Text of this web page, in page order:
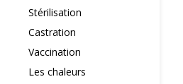
Stérilisation
Castration
Vaccination
Les chaleurs